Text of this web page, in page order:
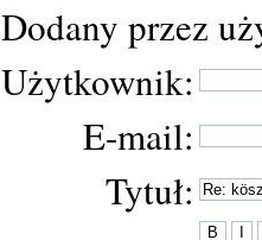
Dodany przez
Użytkownik:
E-mail:
Tytuł: